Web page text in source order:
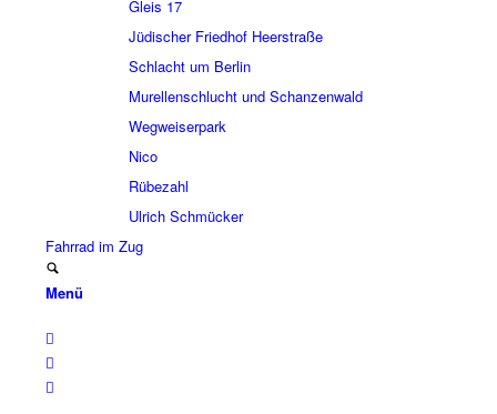
Gleis 17
Jüdi­scher Fried­hof Heer­straße
Schlacht um Berlin
Murel­len­schlucht und Schan­zen­wald
Wegwei­ser­park
Nico
Rübe­zahl
Ulrich Schmücker
Fahr­rad im Zug
Menü